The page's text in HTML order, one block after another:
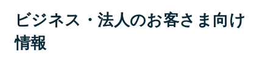
ビジネス・法人のお客さま向け
情報